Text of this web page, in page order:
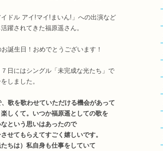
イドル アイ!マイ!まいん!」への出演など
躍されてきた福原遥さん。
誕生日！おめでとうございます！
日にはシングル「未完成な光たち」で
しました。
、歌を歌わせていただける機会があって
しくて。いつか福原遥としての歌を
という思いはあったので
せてもらえてすごく嬉しいです。
たちは）私自身も仕事をしていて